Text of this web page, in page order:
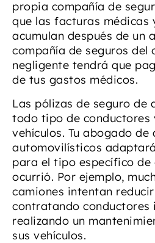
propia compañía de
que las facturas médicas
acumulan después de un
compañía de seguros del
negligente tendrá que
de tus gastos médicos.
Las pólizas de seguro de
todo tipo de
vehículos. Tu abogado de
automovilísticos
para el tipo específico de
ocurrió. Por ejemplo,
camiones intentan
contratando conductores
realizando un
sus vehículos.